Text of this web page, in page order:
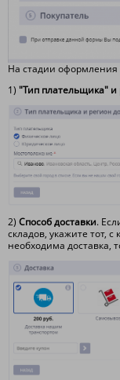
На стадии оформления
1) "Тип плательщика" и
2) Способ доставки.
складов, укажите тот,
необходима доставка,